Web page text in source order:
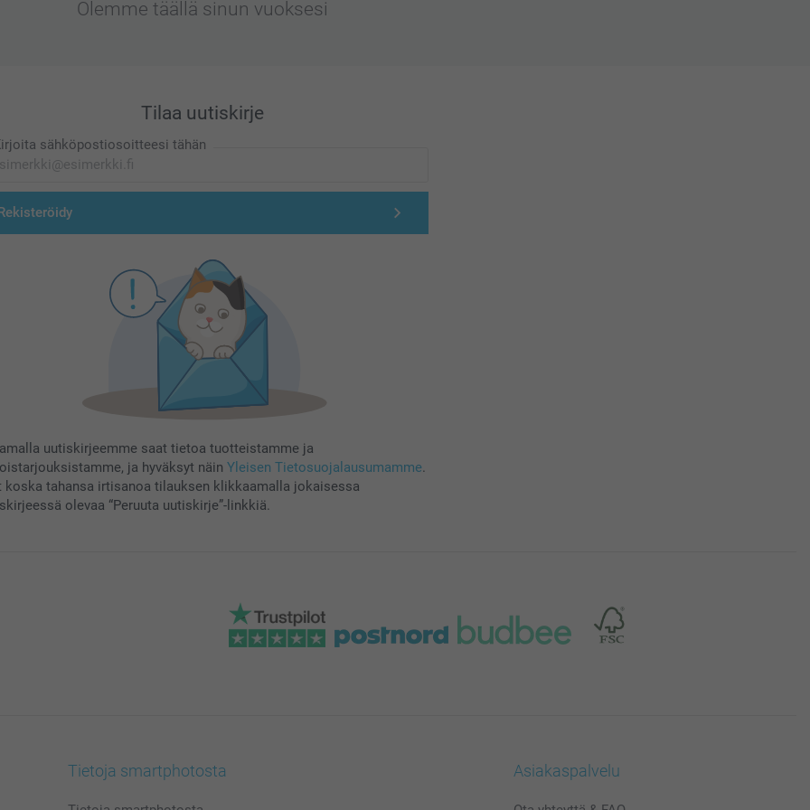
Olemme täällä sinun vuoksesi
Tilaa uutiskirje
sähköpostiosoitteesi tähän
uutiskirjeemme saat tietoa tuotteistamme ja
ja hyväksyt näin Yleisen Tietosuojalausumamme.
koska tahansa irtisanoa tilauksen klikkaamalla jokaisessa
olevaa “Peruuta uutiskirje”-linkkiä.
Tietoja smartphotosta Asiakaspalvelu